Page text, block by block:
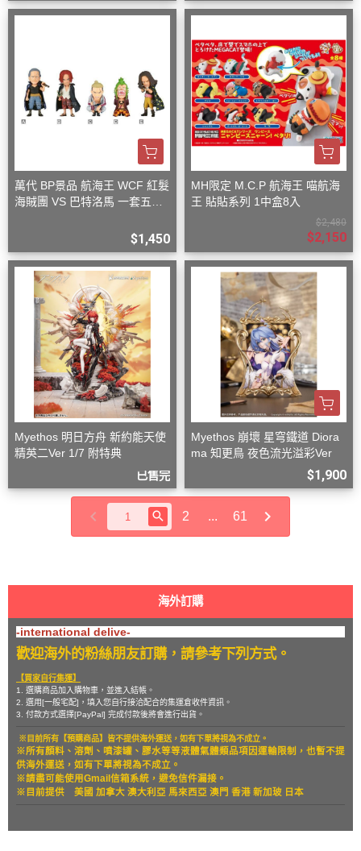
萬代 BP景品 航海王 WCF 紅髮
海賊團 VS 巴特洛馬 一套五款
$1,450
MH限定 M.C.P 航海王 喵航海
王 貼貼系列 1中盒8入
$2,480
$2,150
Myethos 明日方舟 新約能天使
精英二Ver 1/7 附特典
已售完
Myethos 崩壞 星穹鐵道 Diora
ma 知更鳥 夜色流光溢彩Ver
$1,900
2 ... 61
海外訂購
-international delive-
歡迎海外的粉絲朋友訂購，請參考下列方式。
【買家自行集運】
1. 選購商品加入購物車，並進入結帳。
2. 選用[一般宅配]，填入您自行接洽配合的集運倉收件資訊。
3. 付款方式選擇[PayPal] 完成付款後將會進行出貨。
※目前所有【預購商品】皆不提供海外運送，如有下單將視為不成立。
※所有顏料、溶劑、噴漆罐、膠水等等液體氣體類品項因運輸限制，也暫不提
供海外運送，如有下單將視為不成立。
※請盡可能使用Gmail信箱系統，避免信件漏接。
※目前提供 美國 加拿大 澳大利亞 馬來西亞 澳門 香港 新加玻 日本